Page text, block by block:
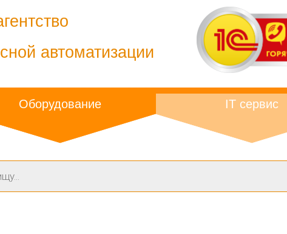
автоматизации
Оборудование IT сервис